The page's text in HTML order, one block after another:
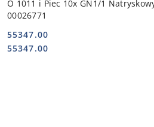
O 1011 i Piec 10x GN1/1
00026771
Cena:
55347.00
Cena:
55347.00